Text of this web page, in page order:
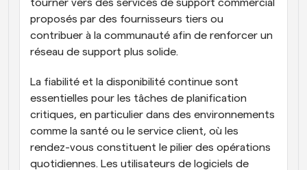
tourner vers des services de support commercial
proposés par des fournisseurs tiers ou
contribuer à la communauté afin de renforcer un
réseau de support plus solide.
La fiabilité et la disponibilité continue sont
essentielles pour les tâches de planification
critiques, en particulier dans des environnements
comme la santé ou le service client, où les
rendez-vous constituent le pilier des opérations
quotidiennes. Les utilisateurs de logiciels de